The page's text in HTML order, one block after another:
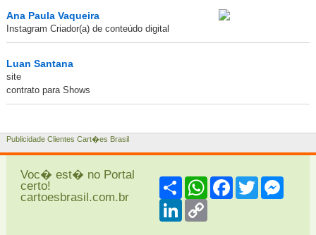
Ana Paula Vaqueira
Instagram Criador(a) de conteúdo digital
Luan Santana
site
contrato para Shows
Publicidade Clientes Cart�es Brasil
Voc� est� no Portal
certo!
cartoesbrasil.com.br
ShareWhatsAppFacebook
Twitter
LinkedInCopy